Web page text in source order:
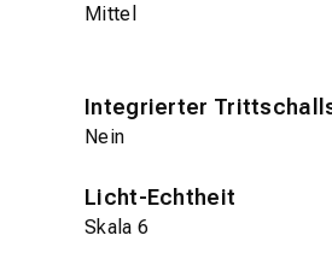
Mittel
Integrierter
Nein
Licht-Echtheit
Skala 6